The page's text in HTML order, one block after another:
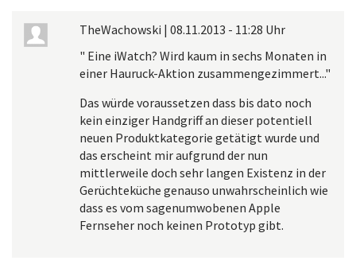
TheWachowski | 08.11.2013 - 11:28 Uhr
" Eine iWatch? Wird kaum in sechs Monaten in
einer Hauruck-Aktion zusammengezimmert..."
Das würde voraussetzen dass bis dato noch
kein einziger Handgriff an dieser potentiell
neuen Produktkategorie getätigt wurde und
das erscheint mir aufgrund der nun
mittlerweile doch sehr langen Existenz in der
Gerüchteküche genauso unwahrscheinlich wie
dass es vom sagenumwobenen Apple
Fernseher noch keinen Prototyp gibt.